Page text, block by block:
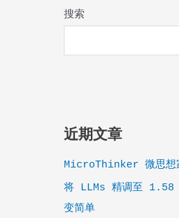
搜索
近期文章
MicroThinker 微思想
将 LLMs 精调至 1.58
变简单